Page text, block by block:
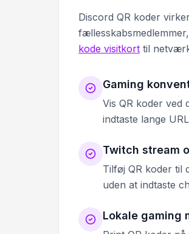
Discord QR koder
kode visitkort til
Gaming
Vis QR koder ved
indtaste lange
Twitch stream
Tilføj QR koder til
uden at indtaste
Lokale gaming